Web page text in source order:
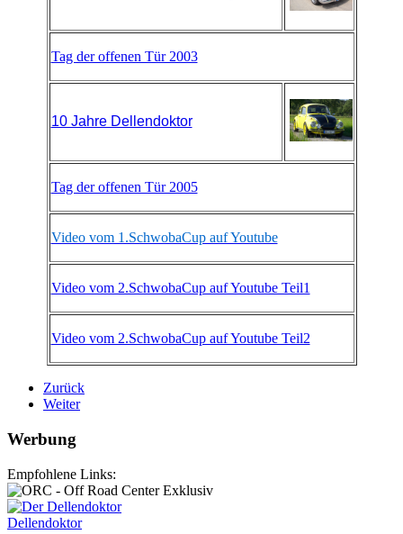
Tag der offenen Tür 2003
10 Jahre Dellendoktor
Tag der offenen Tür 2005
Video vom 1.SchwobaCup auf Youtube
Video vom 2.SchwobaCup auf Youtube Teil1
Video vom 2.SchwobaCup auf Youtube Teil2
Zurück
Weiter
Werbung
Empfohlene Links:
Dellendoktor